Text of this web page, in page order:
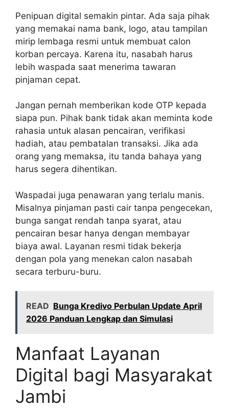
Penipuan digital semakin pintar. Ada saja pihak
yang memakai nama bank, logo, atau tampilan
mirip lembaga resmi untuk membuat calon
korban percaya. Karena itu, nasabah harus
lebih waspada saat menerima tawaran
pinjaman cepat.
Jangan pernah memberikan kode OTP kepada
siapa pun. Pihak bank tidak akan meminta kode
rahasia untuk alasan pencairan, verifikasi
hadiah, atau pembatalan transaksi. Jika ada
orang yang memaksa, itu tanda bahaya yang
harus segera dihentikan.
Waspadai juga penawaran yang terlalu manis.
Misalnya pinjaman pasti cair tanpa pengecekan,
bunga sangat rendah tanpa syarat, atau
pencairan besar hanya dengan membayar
biaya awal. Layanan resmi tidak bekerja
dengan pola yang menekan calon nasabah
secara terburu-buru.
READ Bunga Kredivo Perbulan Update April
2026 Panduan Lengkap dan Simulasi
Manfaat Layanan
Digital bagi Masyarakat
Jambi